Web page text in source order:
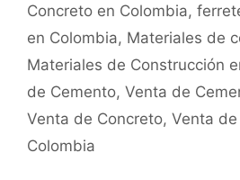
Concreto en Colombia,
en Colombia, Materiales de
Materiales de Construcción
de Cemento, Venta de
Venta de Concreto, Venta
Colombia